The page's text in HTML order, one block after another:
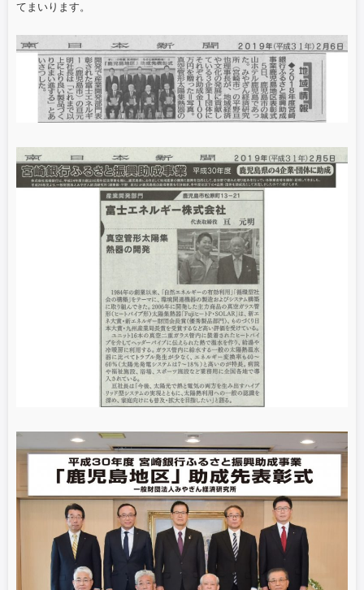
てまいります。